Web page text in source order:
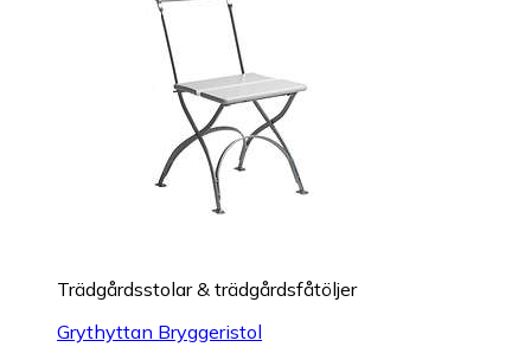
Trädgårdsstolar & trädgårdsfåtöljer
Grythyttan Bryggeristol